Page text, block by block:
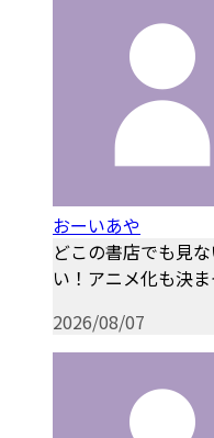
おーいあや
どこの書店でも見
い！アニメ化も決
2026/08/07